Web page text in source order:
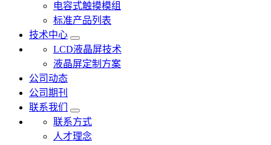
电容式触摸模组
标准产品列表
技术中心
LCD液晶屏技术
液晶屏定制方案
公司动态
公司期刊
联系我们
联系方式
人才理念